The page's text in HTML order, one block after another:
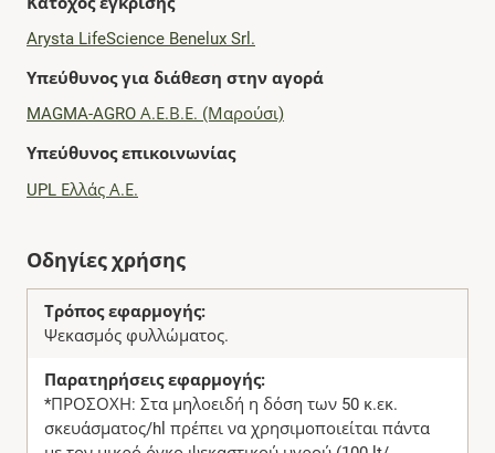
Arysta LifeScience Benelux Srl.
Υπεύθυνος για διάθεση στην αγορά
MAGMA-AGRO Α.Ε.Β.Ε. (Μαρούσι)
Υπεύθυνος επικοινωνίας
UPL Ελλάς Α.Ε.
Οδηγίες χρήσης
Τρόπος εφαρμογής:
Ψεκασμός φυλλώματος.
Παρατηρήσεις εφαρμογής:
*ΠΡΟΣΟΧΗ: Στα μηλοειδή η δόση των 50 κ.εκ.
σκευάσματος/hl πρέπει να χρησιμοποιείται πάντα